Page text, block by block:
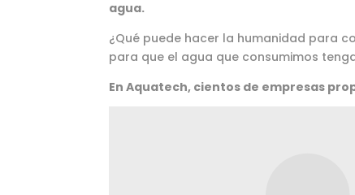
agua.
¿Qué puede hacer la humanidad para
para que el agua que consumimos
En Aquatech, cientos de empresas